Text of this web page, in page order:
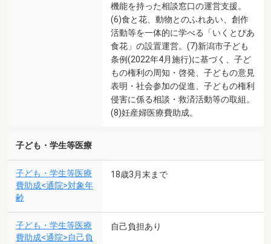
機能を持った相談窓口の運営支援。
(6)食と花、動物とのふれあい、創作
活動等を一体的に学べる「いくとぴあ
食花」の設置運営。(7)新潟市子ども
条例(2022年4月施行)に基づく、子ど
もの権利の周知・啓発、子どもの意見
表明・社会参加の促進、子どもの権利
侵害に係る相談・救済活動等の取組。
(8)妊産婦医療費助成。
子ども・学生等医療
子ども・学生等医療
費助成<通院>対象年
齢
18歳3月末まで
子ども・学生等医療
費助成<通院>自己負
自己負担あり